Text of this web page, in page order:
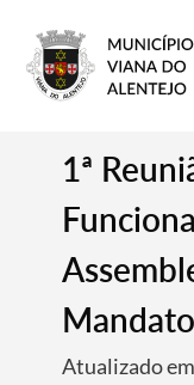
1ª
Atualizado